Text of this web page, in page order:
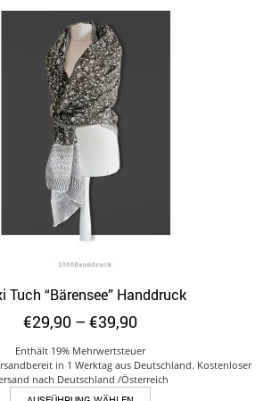
mehrere
Tuch “Bärensee” Handdruck
€29,90 –€39,90Preisspanne:
bis
€39,90
Enthält 19% Mehrwertsteuer
in 1 Werktag aus Deutschland. Kostenloser
nach Deutschland /Österreich